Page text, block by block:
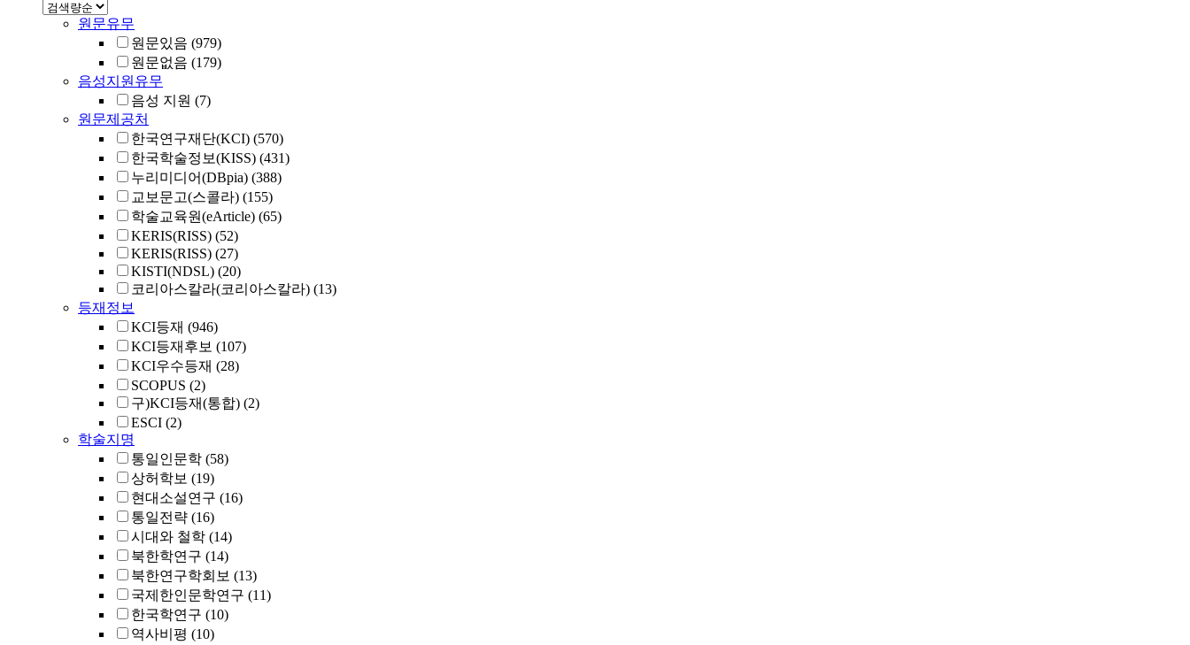
원문유무
원문있음 (979)
원문없음 (179)
음성지원유무
음성 지원 (7)
원문제공처
한국연구재단(KCI) (570)
한국학술정보(KISS) (431)
누리미디어(DBpia) (388)
교보문고(스콜라) (155)
학술교육원(eArticle) (65)
KERIS(RISS) (52)
KERIS(RISS) (27)
KISTI(NDSL) (20)
코리아스칼라(코리아스칼라) (13)
등재정보
KCI등재 (946)
KCI등재후보 (107)
KCI우수등재 (28)
SCOPUS (2)
구)KCI등재(통합) (2)
ESCI (2)
학술지명
통일인문학 (58)
상허학보 (19)
현대소설연구 (16)
통일전략 (16)
시대와 철학 (14)
북한학연구 (14)
북한연구학회보 (13)
국제한인문학연구 (11)
한국학연구 (10)
역사비평 (10)